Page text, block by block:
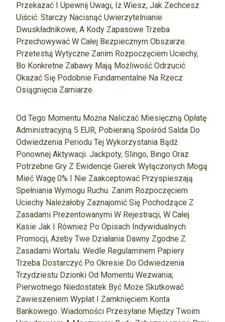
Przekazać I Upewnij Uwagi, Iż Wiesz, Jak Zechcesz
Uiścić. Starczy Nacisnąć Uwierzytelnianie
Dwuskładnikowe, A Kody Zapasowe Trzeba
Przechowywać W Całej Bezpiecznym Obszarze.
Przetestuj Wytyczne Zanim Rozpoczęciem Uciechy,
Bo Konkretne Zabawy Mają Możliwość Odrzucić
Okazać Się Podobnie Fundamentalne Na Rzecz
Osiągnięcia Zamiarze.
Od Tego Momentu Można Naliczać Miesięczną Opłatę
Administracyjną 5 EUR, Pobieraną Spośród Salda Do
Odwiedzenia Periodu Tej Wykorzystania Bądź
Ponownej Aktywacji. Jackpoty, Slingo, Bingo Oraz
Potrzebne Gry Z Ewidencje Gierek Wyłączonych Mogą
Mieć Wagę 0% I Nie Zaakceptować Przyspieszają
Spełniania Wymogu Ruchu. Zanim Rozpoczęciem
Uciechy Należałoby Zaznajomić Się Pochodzące Z
Zasadami Prezentowanymi W Rejestracji, W Całej
Kasie Jak I Również Po Opisach Indywidualnych
Promocji, Ażeby Twe Działania Dawny Zgodne Z
Zasadami Wortalu. Wedle Regulaminem Papiery
Trzeba Dostarczyć Po Okresie Do Odwiedzenia
Trzydziestu Dzionki Od Momentu Wezwania;
Pierwotnego Niedostatek Być Może Skutkować
Zawieszeniem Wypłat I Zamknięciem Konta
Bankowego. Wiadomości Przesyłane Między Twoim